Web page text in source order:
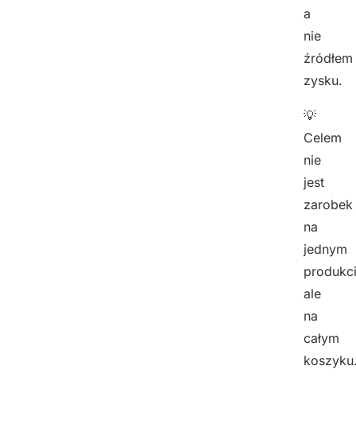
a
nie
źródłem
zysku.
💡
Celem
nie
jest
zarobek
na
jednym
ale
na
całym